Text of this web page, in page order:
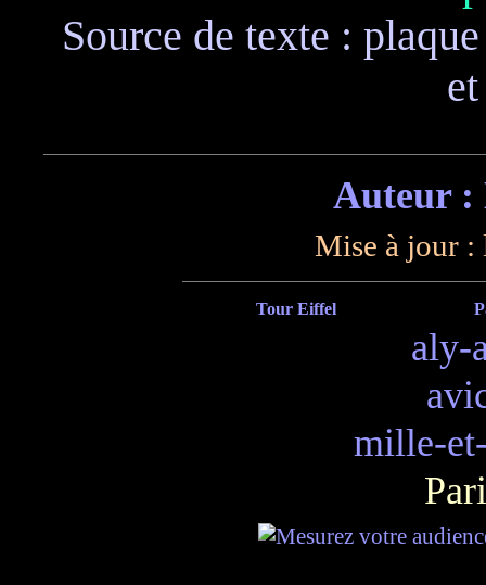
Source de texte :
Auteur :
Mise à jour
Tour Eiffel
aly-
mille-